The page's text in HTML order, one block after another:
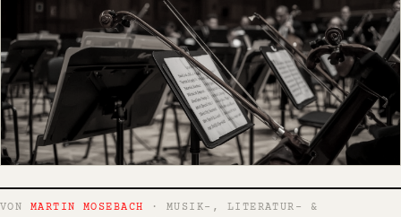
VON MARTIN MOSEBACH
· MUSIK-, LITERATUR- &